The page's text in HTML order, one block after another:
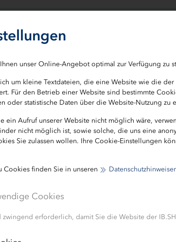
unser Online-Angebot optimal zur Verfügung zu
um kleine Textdateien, die eine Website wie die
Für den Betrieb einer Website sind bestimmte
oder statistische Daten über die Website-Nutzung zu
ein Aufruf unserer Website nicht möglich wäre,
nicht möglich ist, sowie solche, die uns eine
Sie zulassen wollen. Ihre Cookie-Einstellungen
Cookies finden Sie in unseren
Cookies
zwingend erforderlich, damit Sie die Website der
bietet der Bund zusätzliche
gegen wirtschaftliche Risiken
des Bundes für
des Bundes für Messen
abgelaufen)